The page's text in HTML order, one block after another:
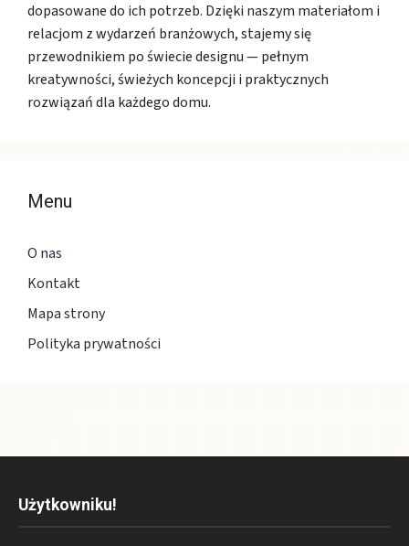
dopasowane do ich potrzeb. Dzięki naszym materiałom i
relacjom z wydarzeń branżowych, stajemy się
przewodnikiem po świecie designu — pełnym
kreatywności, świeżych koncepcji i praktycznych
rozwiązań dla każdego domu.
Menu
O nas
Kontakt
Mapa strony
Polityka prywatności
Użytkowniku!